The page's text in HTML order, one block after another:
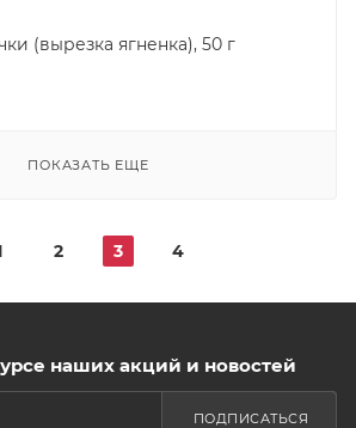
(вырезка ягненка), 50 г
ПОКАЗАТЬ ЕЩЕ
2 3 4
наших акций и новостей
ПОДПИСАТЬСЯ